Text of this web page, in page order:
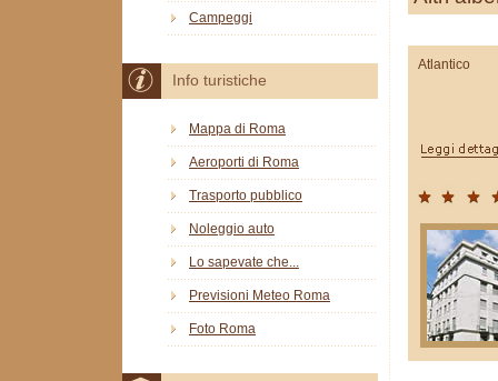
Atlantico
Campeggi
Info turistiche
Mappa di Roma
Aeroporti di Roma
Trasporto pubblico
Noleggio auto
Lo sapevate che...
Previsioni Meteo Roma
Foto Roma